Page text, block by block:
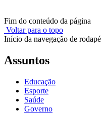
Fim do conteúdo da página
Voltar para o topo
Início da navegação de rodapé
Assuntos
Educação
Esporte
Saúde
Governo